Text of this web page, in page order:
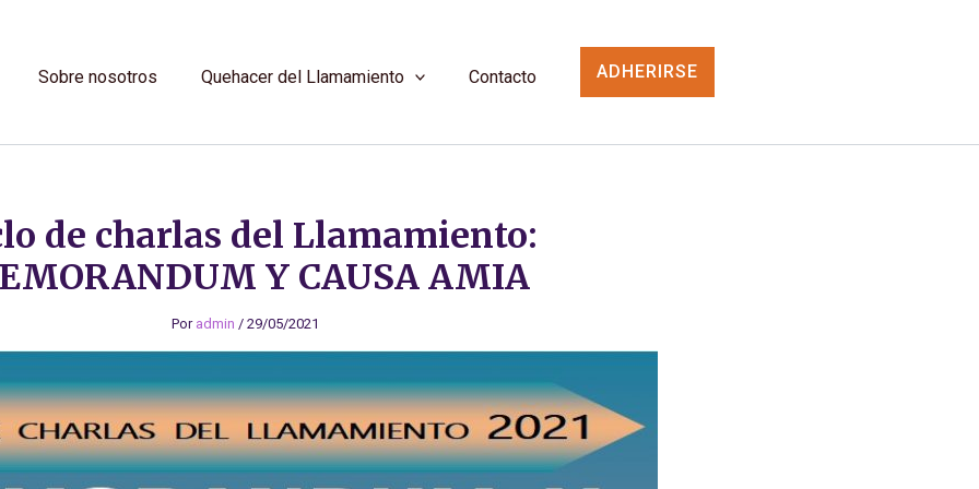
Sobre nosotros Quehacer del Llamamiento Contacto ADHERIRSE
de charlas del Llamamiento:
Y CAUSA AMIA
Por admin / 29/05/2021